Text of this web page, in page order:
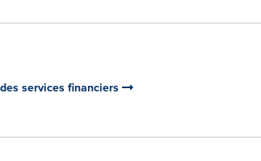
services financiers